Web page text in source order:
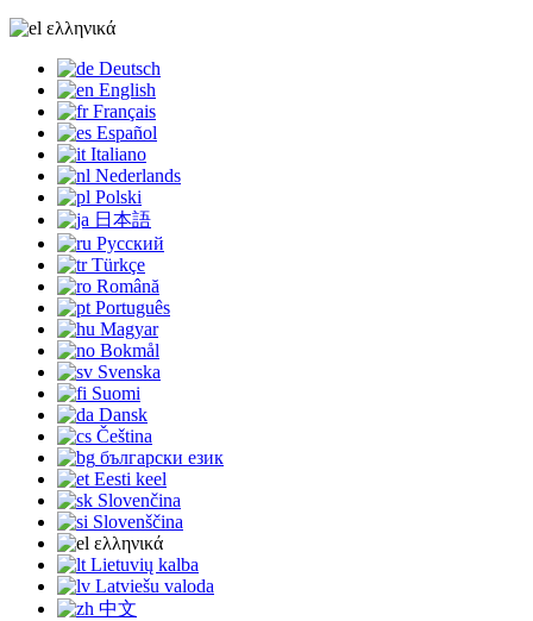
ελληνικά
Deutsch
English
Français
Español
Italiano
Nederlands
Polski
日本語
Русский
Türkçe
Română
Português
Magyar
Bokmål
Svenska
Suomi
Dansk
Čeština
български език
Eesti keel
Slovenčina
Slovenščina
ελληνικά
Lietuvių kalba
Latviešu valoda
中文